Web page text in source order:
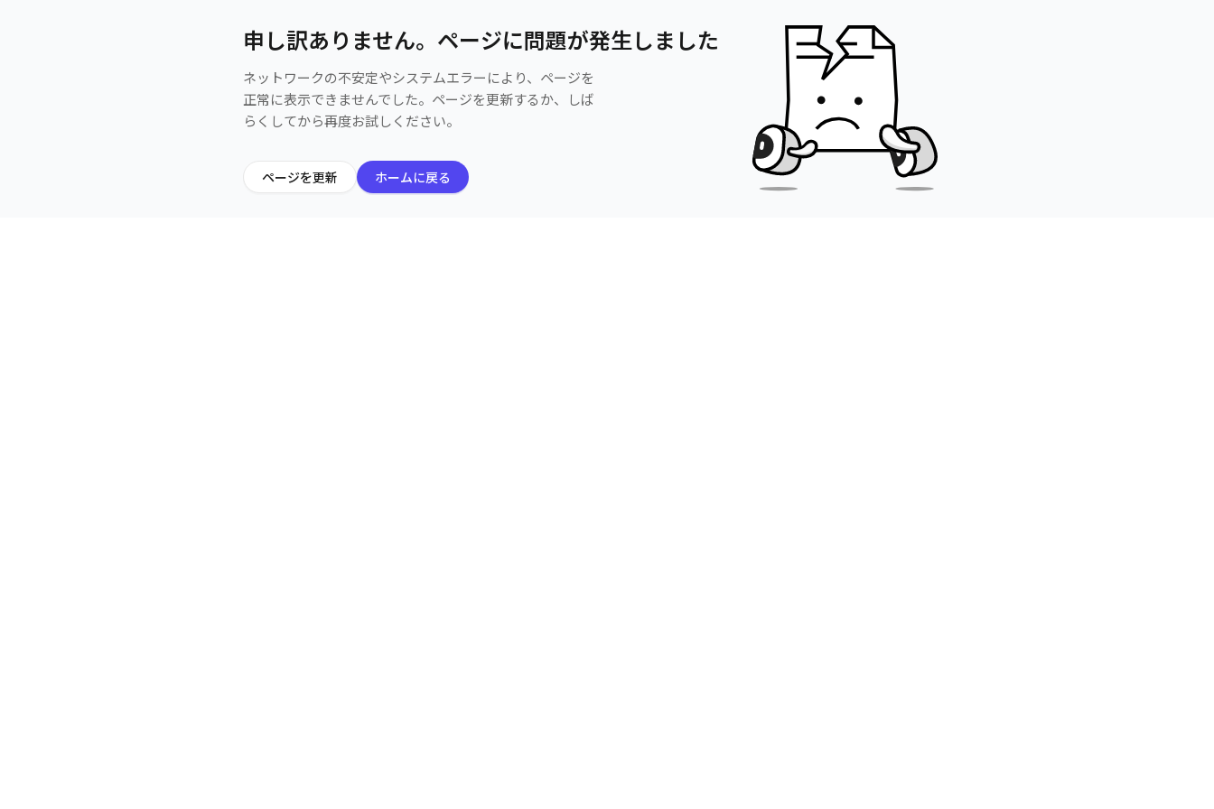
申し訳ありません。ページに問題が発生しました
ネットワークの不安定やシステムエラーにより、ページを
正常に表示できませんでした。ページを更新するか、しば
らくしてから再度お試しください。
ページを更新 ホームに戻る